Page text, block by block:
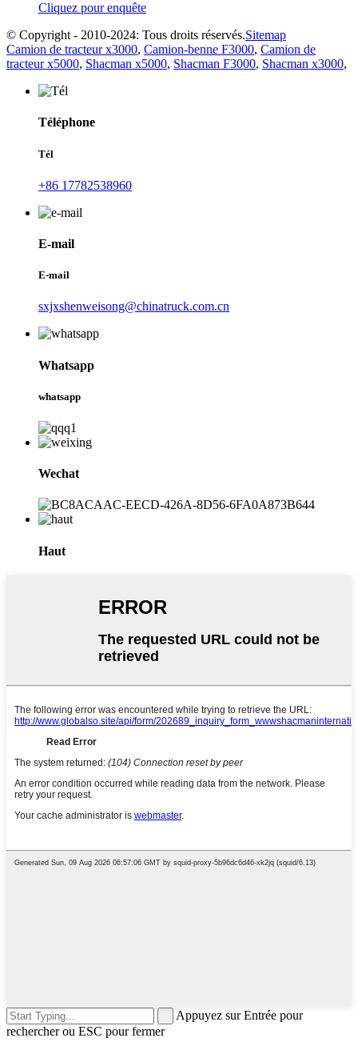
Cliquez pour enquête
© Copyright - 2010-2024: Tous droits réservés.Sitemap
Camion de tracteur x3000, Camion-benne F3000, Camion de
tracteur x5000, Shacman x5000, Shacman F3000, Shacman x3000,
Téléphone
Tél
+86 17782538960
E-mail
E-mail
sxjxshenweisong@chinatruck.com.cn
Whatsapp
whatsapp
Wechat
Haut
Appuyez sur Entrée pour
rechercher ou ESC pour fermer